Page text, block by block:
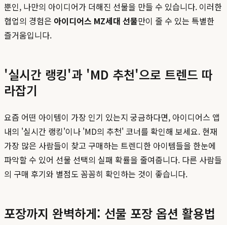
뿐인, 나만의 아이디어가 더해진 선물을 만들 수 있습니다. 이러한
협업의 경험은 아이디어스 MZ세대 선물만이 줄 수 있는 특별한
즐거움입니다.
'실시간 랭킹'과 'MD 추천'으로 트렌드 따
라잡기
요즘 어떤 아이템이 가장 인기 있는지 궁금하다면, 아이디어스 앱
내의 '실시간 랭킹'이나 'MD의 추천' 코너를 확인해 보세요. 현재
가장 많은 사람들이 찾고 구매하는 트렌디한 아이템들을 한눈에
파악할 수 있어 선물 선택의 실패 확률을 줄여줍니다. 다른 사람들
의 구매 후기와 별점도 꼼꼼히 확인하는 것이 좋습니다.
포장까지 완벽하게: 선물 포장 옵션 활용법